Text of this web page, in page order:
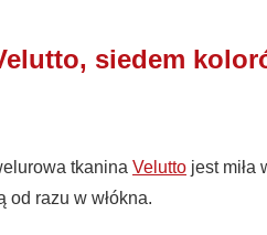
siedem
tkanina Velutto jest miła
od razu w włókna.